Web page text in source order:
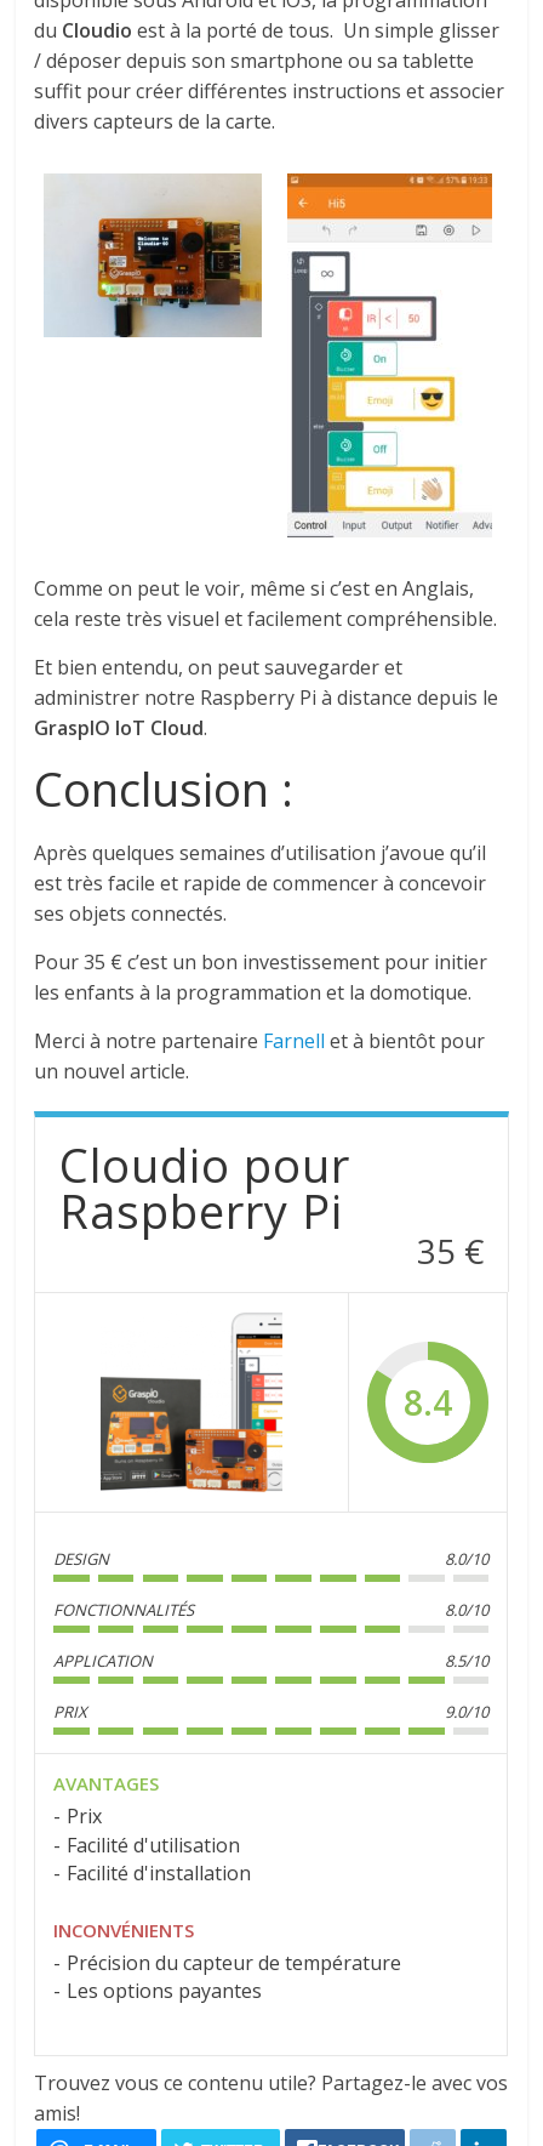
du Cloudio est à la porté de tous. Un simple glisser
/ déposer depuis son smartphone ou sa tablette
suffit pour créer différentes instructions et associer
divers capteurs de la carte.
Comme on peut le voir, même si c’est en Anglais,
cela reste très visuel et facilement compréhensible.
Et bien entendu, on peut sauvegarder et
administrer notre Raspberry Pi à distance depuis le
GraspIO IoT Cloud.
Conclusion :
Après quelques semaines d’utilisation j’avoue qu’il
est très facile et rapide de commencer à concevoir
ses objets connectés.
Pour 35 € c’est un bon investissement pour initier
les enfants à la programmation et la domotique.
Merci à notre partenaire Farnellet à bientôt pour
un nouvel article.
Cloudio pour
Raspberry Pi
35 €
8.4
DESIGN 8.0/10
FONCTIONNALITÉS 8.0/10
APPLICATION 8.5/10
PRIX 9.0/10
AVANTAGES
Prix
Facilité d'utilisation
Facilité d'installation
INCONVÉNIENTS
Précision du capteur de température
Les options payantes
Trouvez vous ce contenu utile? Partagez-le avec vos
amis!